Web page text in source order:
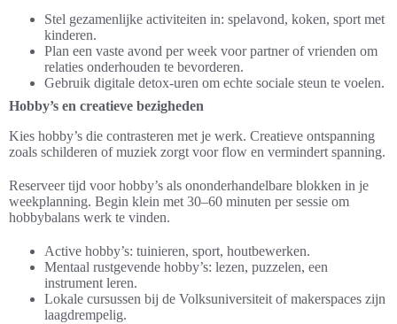
Stel gezamenlijke activiteiten in: spelavond, koken, sport met
kinderen.
Plan een vaste avond per week voor partner of vrienden om
relaties onderhouden te bevorderen.
Gebruik digitale detox-uren om echte sociale steun te voelen.
Hobby’s en creatieve bezigheden
Kies hobby’s die contrasteren met je werk. Creatieve ontspanning
zoals schilderen of muziek zorgt voor flow en vermindert spanning.
Reserveer tijd voor hobby’s als ononderhandelbare blokken in je
weekplanning. Begin klein met 30–60 minuten per sessie om
hobbybalans werk te vinden.
Active hobby’s: tuinieren, sport, houtbewerken.
Mentaal rustgevende hobby’s: lezen, puzzelen, een
instrument leren.
Lokale cursussen bij de Volksuniversiteit of makerspaces zijn
laagdrempelig.